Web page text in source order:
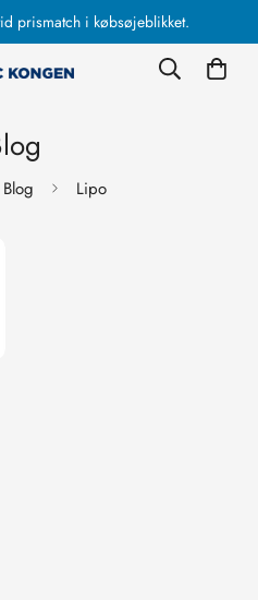
prismatch i købsøjeblikket.
Blog Lipo